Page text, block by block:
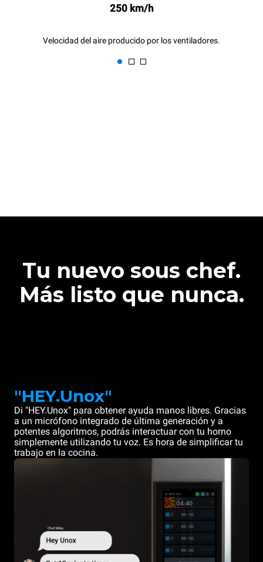
250 km/h
Velocidad del aire producido por los ventiladores.
Tu nuevo sous chef.
Más listo que nunca.
"HEY.Unox"
Di "HEY.Unox" para obtener ayuda manos libres. Gracias
a un micrófono integrado de última generación y a
potentes algoritmos, podrás interactuar con tu horno
simplemente utilizando tu voz. Es hora de simplificar tu
trabajo en la cocina.